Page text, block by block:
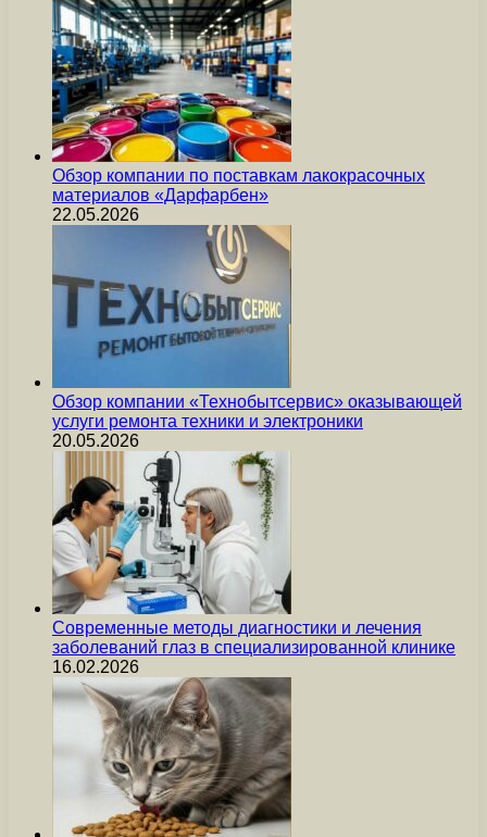
Обзор компании по поставкам лакокрасочных
материалов «Дарфарбен»
22.05.2026
Обзор компании «Технобытсервис» оказывающей
услуги ремонта техники и электроники
20.05.2026
Современные методы диагностики и лечения
заболеваний глаз в специализированной клинике
16.02.2026